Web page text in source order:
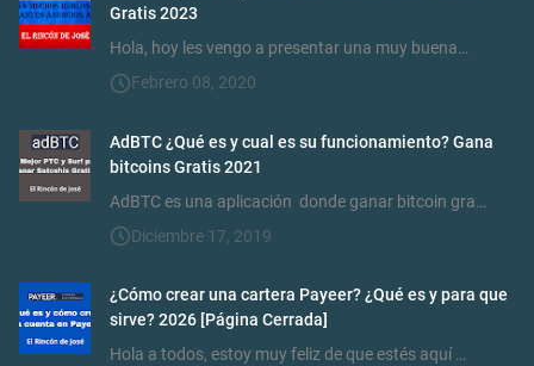
Gratis 2023
Hola, hoy les vengo a presentar una muy buena…
Febrero 08, 2020
AdBTC ¿Qué es y cual es su funcionamiento? Gana
bitcoins Gratis 2021
AdBTC es una aplicación donde ganar bitcoin gra…
Diciembre 17, 2019
¿Cómo crear una cartera Payeer? ¿Qué es y para que
sirve? 2026 [Página Cerrada]
Hola a todos, estoy muy feliz de que estés aquí …